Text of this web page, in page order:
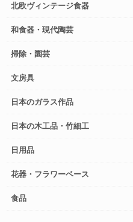
北欧ヴィンテージ食器
和食器・現代陶芸
掃除・園芸
文房具
日本のガラス作品
日本の木工品・竹細工
日用品
花器・フラワーベース
食品